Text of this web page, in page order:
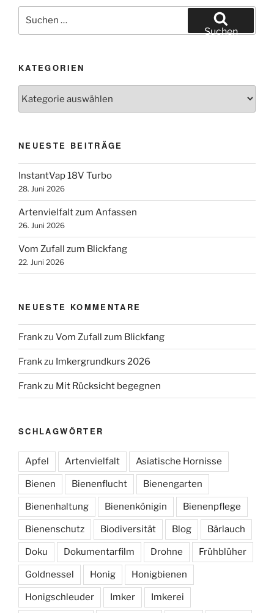
Suchen
nach:
Suchen
KATEGORIEN
NEUESTE BEITRÄGE
InstantVap 18V Turbo
28. Juni 2026
Artenvielfalt zum Anfassen
26. Juni 2026
Vom Zufall zum Blickfang
22. Juni 2026
NEUESTE KOMMENTARE
Frankzu Vom Zufall zum Blickfang
Frankzu Imkergrundkurs 2026
Frankzu Mit Rücksicht begegnen
SCHLAGWÖRTER
Apfel Artenvielfalt Asiatische Hornisse
Bienen Bienenflucht Bienengarten
Bienenhaltung Bienenkönigin Bienenpflege
Bienenschutz Biodiversität Blog Bärlauch
Doku Dokumentarfilm Drohne Frühblüher
Goldnessel Honig Honigbienen
Honigschleuder Imker Imkerei